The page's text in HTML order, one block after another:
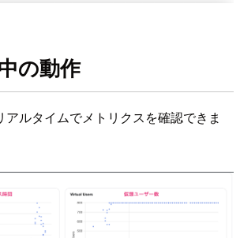
の動作
アルタイムでメトリクスを確認できま